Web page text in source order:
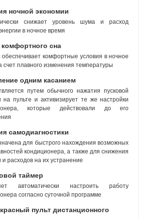
ночной экономии
снижает уровень шума и расход
в ночное время
сна
обеспечивает комфортные условия в ночное
счет плавного изменения температуры
одним касанием
путем обычного нажатия пусковой
на пульте и активизирует те же настройки
которые действовали до его
самодиагностики
для быстрого нахождения возможных
кондиционера, а также для снижения
и расходов на их устранение
таймер
автоматически настроить работу
согласно суточной программе
пульт дистанционного